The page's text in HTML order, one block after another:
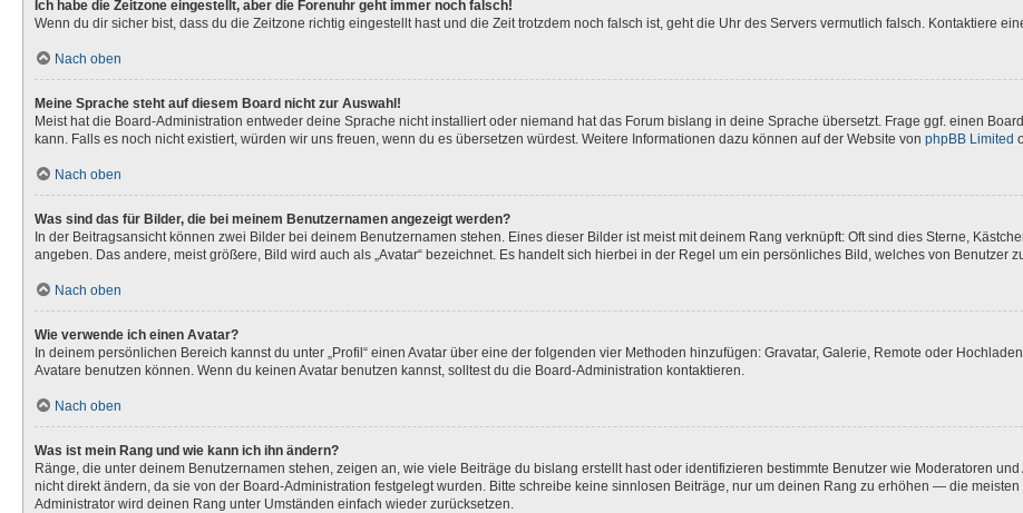
Ich habe die Zeitzone eingestellt, aber die Forenuhr geht immer noch falsch!
Wenn du dir sicher bist, dass du die Zeitzone richtig eingestellt hast und die Zeit trotzdem noch falsch ist, geht die Uhr des Servers vermutlich falsch. Kontaktiere
Nach oben
Meine Sprache steht auf diesem Board nicht zur Auswahl!
Meist hat die Board-Administration entweder deine Sprache nicht installiert oder niemand hat das Forum bislang in deine Sprache übersetzt. Frage ggf. einen
kann. Falls es noch nicht existiert, würden wir uns freuen, wenn du es übersetzen würdest. Weitere Informationen dazu können auf der Website von phpBB Limited
Nach oben
Was sind das für Bilder, die bei meinem Benutzernamen angezeigt werden?
In der Beitragsansicht können zwei Bilder bei deinem Benutzernamen stehen. Eines dieser Bilder ist meist mit deinem Rang verknüpft: Oft sind dies Sterne,
angeben. Das andere, meist größere, Bild wird auch als „Avatar“ bezeichnet. Es handelt sich hierbei in der Regel um ein persönliches Bild, welches von Benutzer
Nach oben
Wie verwende ich einen Avatar?
In deinem persönlichen Bereich kannst du unter „Profil“ einen Avatar über eine der folgenden vier Methoden hinzufügen: Gravatar, Galerie, Remote oder
Avatare benutzen können. Wenn du keinen Avatar benutzen kannst, solltest du die Board-Administration kontaktieren.
Nach oben
Was ist mein Rang und wie kann ich ihn ändern?
Ränge, die unter deinem Benutzernamen stehen, zeigen an, wie viele Beiträge du bislang erstellt hast oder identifizieren bestimmte Benutzer wie Moderatoren
nicht direkt ändern, da sie von der Board-Administration festgelegt wurden. Bitte schreibe keine sinnlosen Beiträge, nur um deinen Rang zu erhöhen — die
Administrator wird deinen Rang unter Umständen einfach wieder zurücksetzen.